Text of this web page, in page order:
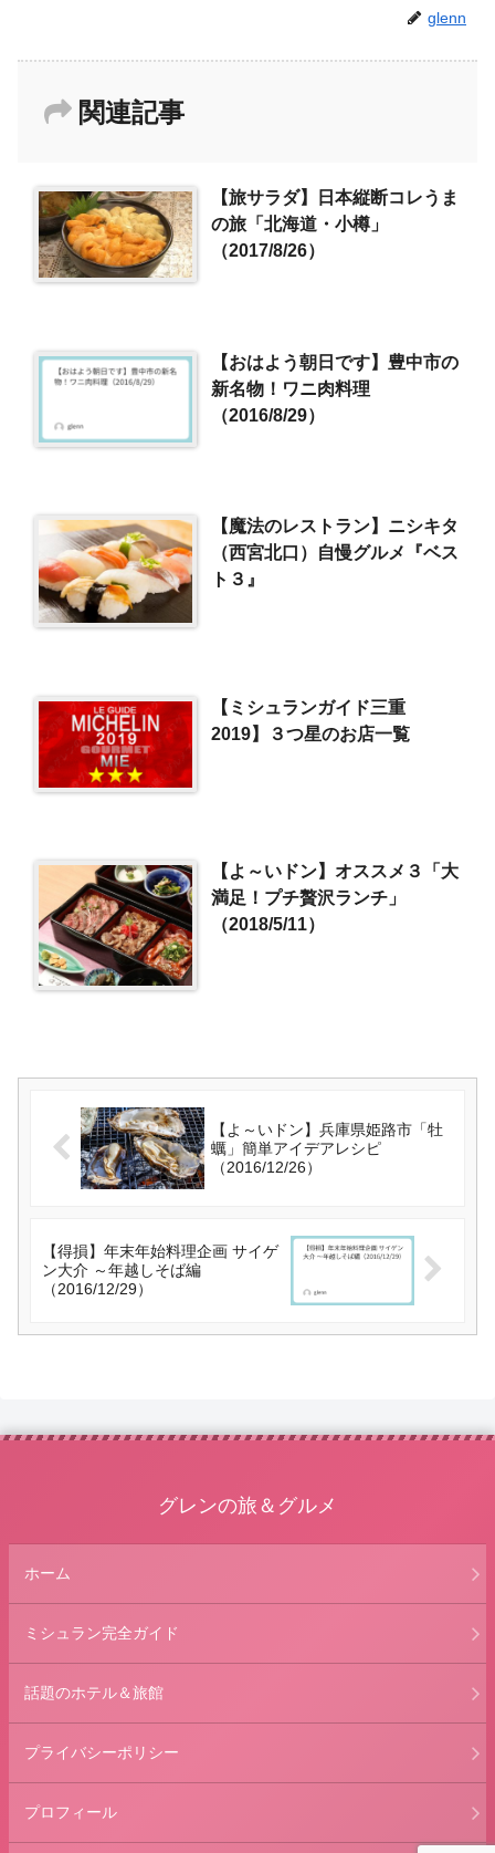
glenn
関連記事
【旅サラダ】日本縦断コレうま
の旅「北海道・小樽」
（2017/8/26）
【おはよう朝日です】豊中市の
新名物！ワニ肉料理
（2016/8/29）
【魔法のレストラン】ニシキタ
（西宮北口）自慢グルメ『ベス
ト３』
【ミシュランガイド三重
2019】３つ星のお店一覧
【よ～いドン】オススメ３「大
満足！プチ贅沢ランチ」
（2018/5/11）
【よ～いドン】兵庫県姫路市「牡
蠣」簡単アイデアレシピ
（2016/12/26）
【得損】年末年始料理企画 サイゲ
ン大介 ～年越しそば編
（2016/12/29）
グレンの旅＆グルメ
ホーム
ミシュラン完全ガイド
話題のホテル＆旅館
プライバシーポリシー
プロフィール